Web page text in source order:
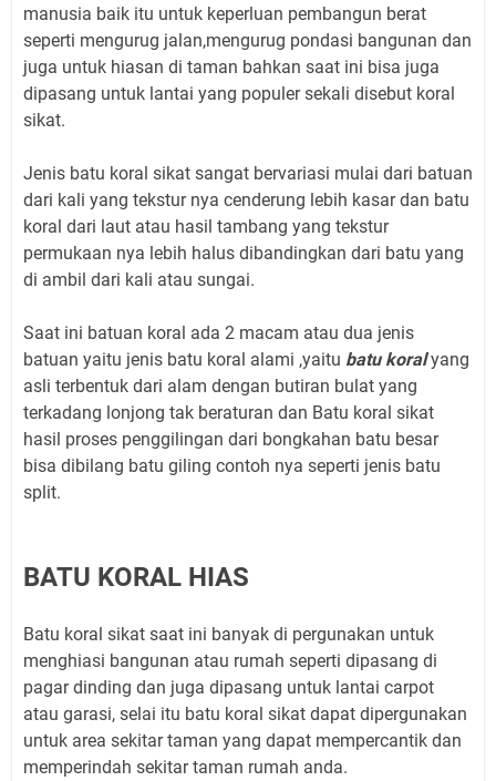
manusia baik itu untuk keperluan pembangun berat
seperti mengurug jalan,mengurug pondasi bangunan dan
juga untuk hiasan di taman bahkan saat ini bisa juga
dipasang untuk lantai yang populer sekali disebut koral
sikat.
Jenis batu koral sikat sangat bervariasi mulai dari batuan
dari kali yang tekstur nya cenderung lebih kasar dan batu
koral dari laut atau hasil tambang yang tekstur
permukaan nya lebih halus dibandingkan dari batu yang
di ambil dari kali atau sungai.
Saat ini batuan koral ada 2 macam atau dua jenis
batuan yaitu jenis batu koral alami ,yaitu batu koralyang
asli terbentuk dari alam dengan butiran bulat yang
terkadang lonjong tak beraturan dan Batu koral sikat
hasil proses penggilingan dari bongkahan batu besar
bisa dibilang batu giling contoh nya seperti jenis batu
split.
BATU KORAL HIAS
Batu koral sikat saat ini banyak di pergunakan untuk
menghiasi bangunan atau rumah seperti dipasang di
pagar dinding dan juga dipasang untuk lantai carpot
atau garasi, selai itu batu koral sikat dapat dipergunakan
untuk area sekitar taman yang dapat mempercantik dan
memperindah sekitar taman rumah anda.